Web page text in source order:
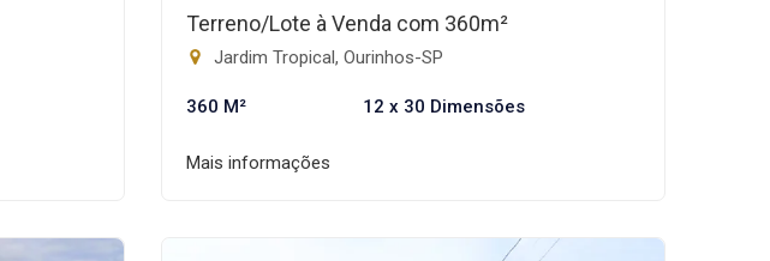
Terreno/Lote à Venda com 360m²
Jardim Tropical, Ourinhos-SP
360 M² 12 x 30 Dimensões
Mais informações